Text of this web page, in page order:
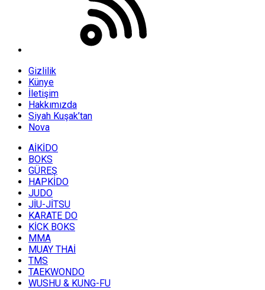
Gizlilik
Künye
İletişim
Hakkımızda
Siyah Kuşak’tan
Nova
AİKİDO
BOKS
GÜREŞ
HAPKİDO
JUDO
JİU-JİTSU
KARATE DO
KİCK BOKS
MMA
MUAY THAİ
TMS
TAEKWONDO
WUSHU & KUNG-FU